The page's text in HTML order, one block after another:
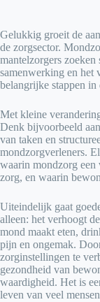
Gelukkig groeit de
de zorgsector.
mantelzorgers zoeken
samenwerking en het
belangrijke stappen in
Met kleine
Denk bijvoorbeeld
van taken en
mondzorgverleners.
waarin mondzorg een
zorg, en waarin
Uiteindelijk gaat
alleen: het verhoogt
mond maakt eten,
pijn en ongemak.
zorginstellingen te
gezondheid van
waardigheid. Het is
leven van veel